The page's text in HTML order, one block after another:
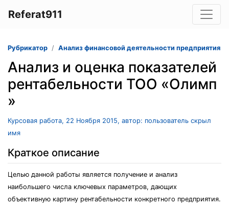
Referat911
Рубрикатор Анализ финансовой деятельности предприятия
Анализ и оценка показателей
рентабельности ТОО «Олимп
»
Курсовая работа, 22 Ноября 2015, автор: пользователь скрыл
имя
Краткое описание
Целью данной работы является получение и анализ
наибольшего числа ключевых параметров, дающих
объективную картину рентабельности конкретного предприятия.